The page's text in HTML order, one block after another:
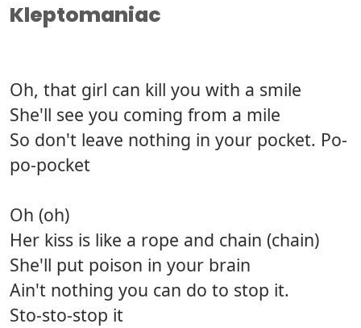
Kleptomaniac
Oh, that girl can kill you with a smile
She'll see you coming from a mile
So don't leave nothing in your pocket. Po-
po-pocket
Oh (oh)
Her kiss is like a rope and chain (chain)
She'll put poison in your brain
Ain't nothing you can do to stop it.
Sto-sto-stop it